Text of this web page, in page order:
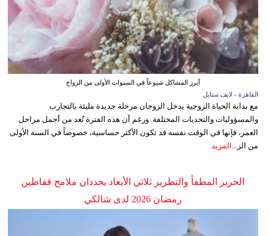
أبرز المشاكل شيوعاً في السنوات الأولى من الزواج
القاهرة - لايف ستايل
مع بداية الحياة الزوجية يدخل الزوجان مرحلة جديدة مليئة بالتجارب
والمسؤوليات والتحديات المختلفة. ورغم أن هذه الفترة تُعد من أجمل مراحل
العمر، فإنها في الوقت نفسه قد تكون الأكثر حساسية، خصوصاً في السنة الأولى
من الز...
المزيد
الحرير المطفأ والتطريز ثلاثي الأبعاد يحددان ملامح قفاطين
رمضان 2026 لدى شالكي